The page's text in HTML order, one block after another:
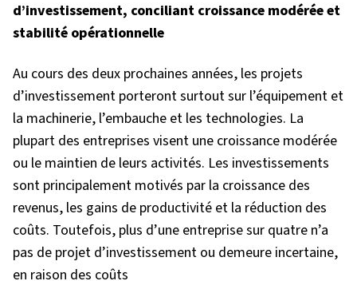
d’investissement, conciliant croissance modérée et
stabilité opérationnelle
Au cours des deux prochaines années, les projets
d’investissement porteront surtout sur l’équipement et
la machinerie, l’embauche et les technologies. La
plupart des entreprises visent une croissance modérée
ou le maintien de leurs activités. Les investissements
sont principalement motivés par la croissance des
revenus, les gains de productivité et la réduction des
coûts. Toutefois, plus d’une entreprise sur quatre n’a
pas de projet d’investissement ou demeure incertaine,
en raison des coûts